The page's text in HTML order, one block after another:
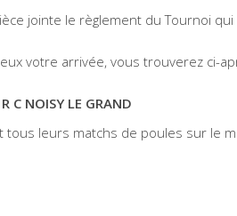
jointe le règlement du Tournoi
votre arrivée, vous trouverez ci-
R C NOISY LE GRAND
tous leurs matchs de poules sur le